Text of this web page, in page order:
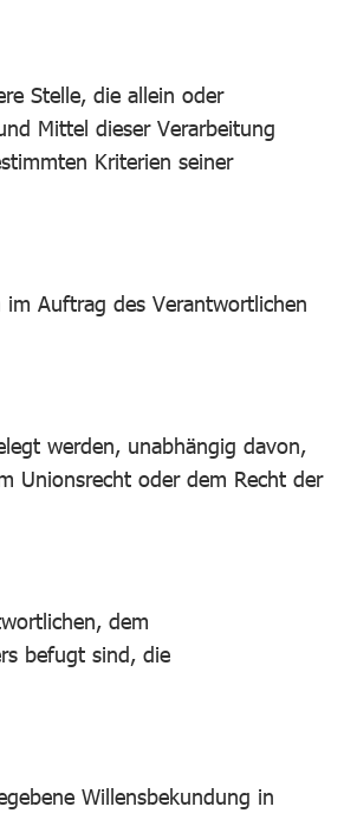
Stelle, die allein oder
Mittel dieser Verarbeitung
Kriterien seiner
Auftrag des Verantwortlichen
werden, unabhängig davon,
Unionsrecht oder dem Recht der
dem
befugt sind, die
Willensbekundung in